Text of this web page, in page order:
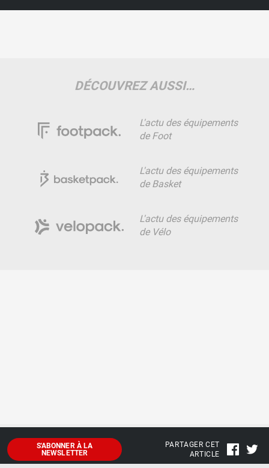
DÉCOUVREZ AUSSI…
L'actu des équipements
de Foot
L'actu des équipements
de Basket
L'actu des équipements
de Vélo
S'ABONNER À LA
NEWSLETTER
PARTAGER CET
ARTICLE